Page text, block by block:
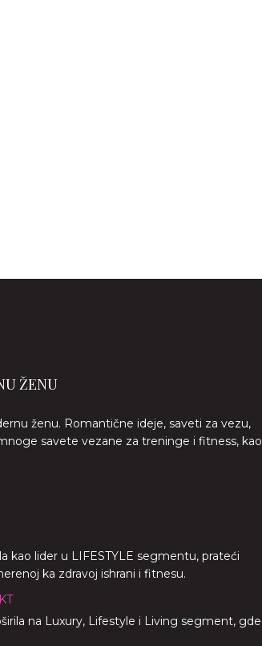
ŽENU
ženu. Romantične ideje, saveti za vezu,
savete vezane za treninge i fitness, kao
kao lider u LIFESTYLE segmentu, prateći
ka zdravoj ishrani i fitnesu.
na Luxury, Lifestyle i Living segment, gde